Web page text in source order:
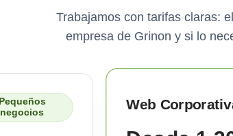
Trabajamos con tarifas claras:
empresa de Grinon y si lo
Pequeños
negocios
Web